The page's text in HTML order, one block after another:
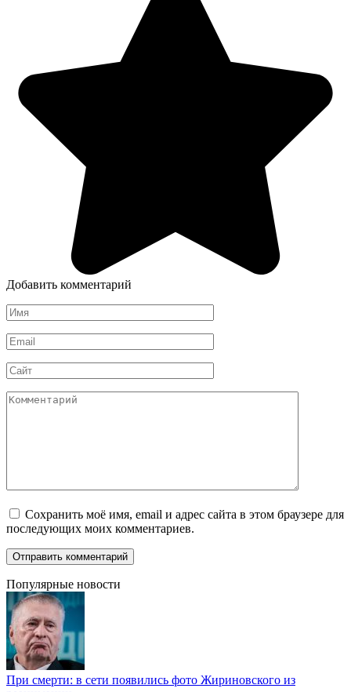
Добавить комментарий
Имя
*
Email
*
Сайт
Комментарий
Сохранить моё имя, email и адрес сайта в этом браузере для
последующих моих комментариев.
Популярные новости
При смерти: в сети появились фото Жириновского из